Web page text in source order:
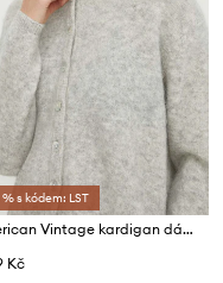
% s kódem: LST
American Vintage kardigan dámský s vlnou GILET ML COL ROND
Kč